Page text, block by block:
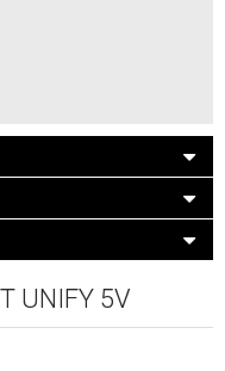
UNIFY 5V